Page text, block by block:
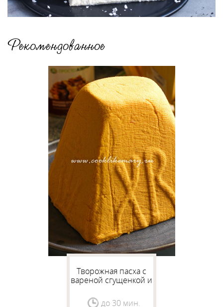
Рекомендованное
Творожная пасха с
вареной сгущенкой и
до 30 мин.